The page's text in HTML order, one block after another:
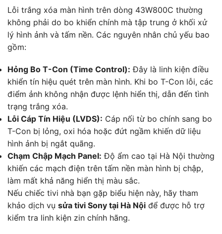
Lỗi trắng xóa màn hình trên dòng 43W800C thường
không phải do bo khiển chính mà tập trung ở khối xử
lý hình ảnh và tấm nền. Các nguyên nhân chủ yếu bao
gồm:
Hỏng Bo T-Con (Time Control): Đây là linh kiện điều
khiển tín hiệu quét trên màn hình. Khi bo T-Con lỗi, các
điểm ảnh không nhận được lệnh hiển thị, dẫn đến tình
trạng trắng xóa.
Lỗi Cáp Tín Hiệu (LVDS): Cáp nối từ bo chính sang bo
T-Con bị lỏng, oxi hóa hoặc đứt ngầm khiến dữ liệu
hình ảnh bị ngắt quãng.
Chạm Chập Mạch Panel: Độ ẩm cao tại Hà Nội thường
khiến các mạch điện trên tấm nền màn hình bị chập,
làm mất khả năng hiển thị màu sắc.
Nếu chiếc tivi nhà bạn gặp biểu hiện này, hãy tham
khảo dịch vụ sửa tivi Sony tại Hà Nội để được hỗ trợ
kiểm tra linh kiện zin chính hãng.